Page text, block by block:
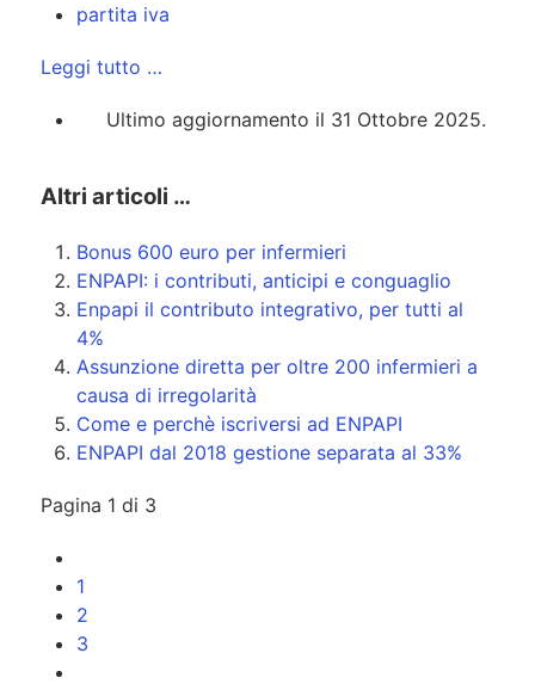
partita iva
Leggi tutto …
Ultimo aggiornamento il 31 Ottobre 2025.
Altri articoli …
Bonus 600 euro per infermieri
ENPAPI: i contributi, anticipi e conguaglio
Enpapi il contributo integrativo, per tutti al
4%
Assunzione diretta per oltre 200 infermieri a
causa di irregolarità
Come e perchè iscriversi ad ENPAPI
ENPAPI dal 2018 gestione separata al 33%
Pagina 1 di 3
1
2
3